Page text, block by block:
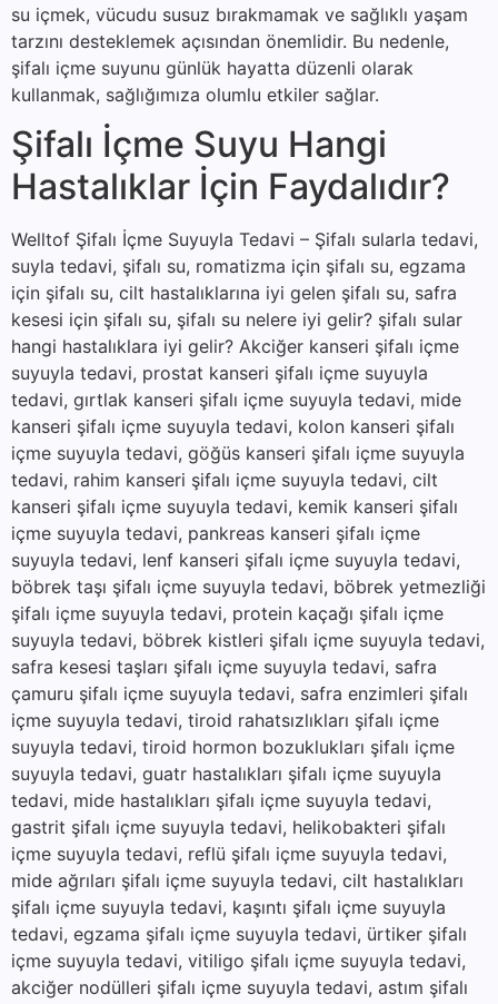
su içmek, vücudu susuz bırakmamak ve sağlıklı yaşam
tarzını desteklemek açısından önemlidir. Bu nedenle,
şifalı içme suyunu günlük hayatta düzenli olarak
kullanmak, sağlığımıza olumlu etkiler sağlar.
Şifalı İçme Suyu Hangi
Hastalıklar İçin Faydalıdır?
Welltof Şifalı İçme Suyuyla Tedavi – Şifalı sularla tedavi,
suyla tedavi, şifalı su, romatizma için şifalı su, egzama
için şifalı su, cilt hastalıklarına iyi gelen şifalı su, safra
kesesi için şifalı su, şifalı su nelere iyi gelir? şifalı sular
hangi hastalıklara iyi gelir? Akciğer kanseri şifalı içme
suyuyla tedavi, prostat kanseri şifalı içme suyuyla
tedavi, gırtlak kanseri şifalı içme suyuyla tedavi, mide
kanseri şifalı içme suyuyla tedavi, kolon kanseri şifalı
içme suyuyla tedavi, göğüs kanseri şifalı içme suyuyla
tedavi, rahim kanseri şifalı içme suyuyla tedavi, cilt
kanseri şifalı içme suyuyla tedavi, kemik kanseri şifalı
içme suyuyla tedavi, pankreas kanseri şifalı içme
suyuyla tedavi, lenf kanseri şifalı içme suyuyla tedavi,
böbrek taşı şifalı içme suyuyla tedavi, böbrek yetmezliği
şifalı içme suyuyla tedavi, protein kaçağı şifalı içme
suyuyla tedavi, böbrek kistleri şifalı içme suyuyla tedavi,
safra kesesi taşları şifalı içme suyuyla tedavi, safra
çamuru şifalı içme suyuyla tedavi, safra enzimleri şifalı
içme suyuyla tedavi, tiroid rahatsızlıkları şifalı içme
suyuyla tedavi, tiroid hormon bozuklukları şifalı içme
suyuyla tedavi, guatr hastalıkları şifalı içme suyuyla
tedavi, mide hastalıkları şifalı içme suyuyla tedavi,
gastrit şifalı içme suyuyla tedavi, helikobakteri şifalı
içme suyuyla tedavi, reflü şifalı içme suyuyla tedavi,
mide ağrıları şifalı içme suyuyla tedavi, cilt hastalıkları
şifalı içme suyuyla tedavi, kaşıntı şifalı içme suyuyla
tedavi, egzama şifalı içme suyuyla tedavi, ürtiker şifalı
içme suyuyla tedavi, vitiligo şifalı içme suyuyla tedavi,
akciğer nodülleri şifalı içme suyuyla tedavi, astım şifalı